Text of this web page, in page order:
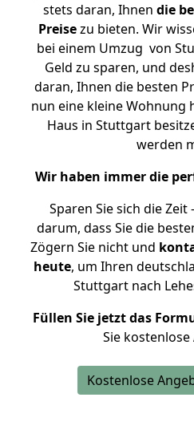
stets daran, Ihnen die
Preisezu bieten. Wir
bei einem Umzug von
Geld zu sparen, und
daran, Ihnen die besten
nun eine kleine Wohnung
Haus in Stuttgart
werden
Wir haben immer die
Sparen Sie sich die
darum, dass Sie die
Zögern Sie nicht und
heute, um Ihren
Stuttgart nach
Füllen Sie jetzt das
Sie
Kostenlose